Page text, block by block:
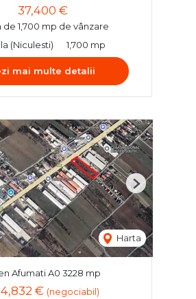
37,400 €
de 1,700 mp de vânzare
(Niculesti)
1,700 mp
mai multe detalii
Harta
Next
Afumati A0 3228 mp
€ (negociabil)